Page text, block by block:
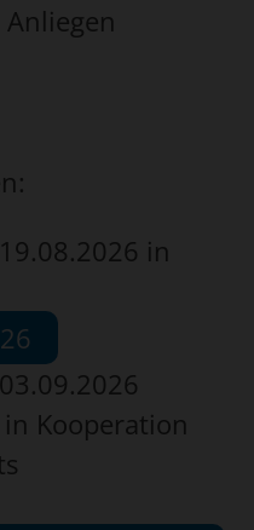
in
Kooperation